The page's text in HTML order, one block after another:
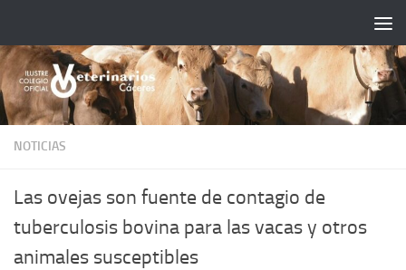
NOTICIAS
Las ovejas son fuente de contagio de
tuberculosis bovina para las vacas y otros
animales susceptibles